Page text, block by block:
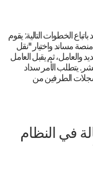
الخطوات التالية: يقوم
مساند واختيار "نقل
والعامل، ثم يقبل العامل
يتطلب الأمر سداد
الطرفين من
في النظام